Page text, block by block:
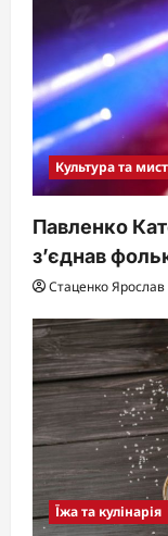
Культура та
Павленко
з’єднав
Стаценко Ярослав
Їжа та кулінарія